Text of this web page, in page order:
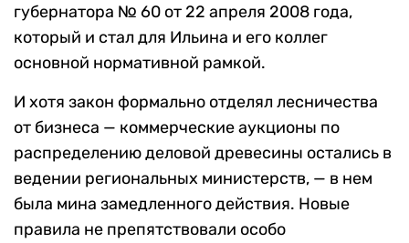
губернатора № 60 от 22 апреля 2008 года,
который и стал для Ильина и его коллег
основной нормативной рамкой.
И хотя закон формально отделял лесничества
от бизнеса — коммерческие аукционы по
распределению деловой древесины остались в
ведении региональных министерств, — в нем
была мина замедленного действия. Новые
правила не препятствовали особо